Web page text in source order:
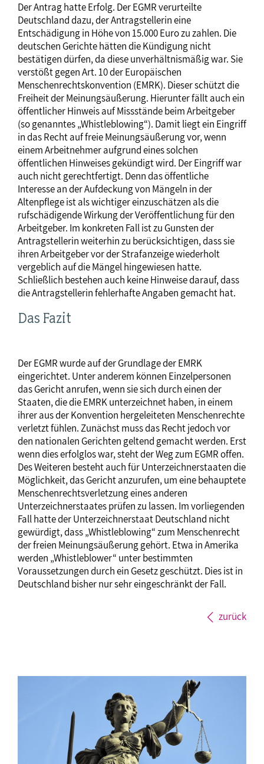
Der Antrag hatte Erfolg. Der EGMR verurteilte
Deutschland dazu, der Antragstellerin eine
Entschädigung in Höhe von 15.000 Euro zu zahlen. Die
deutschen Gerichte hätten die Kündigung nicht
bestätigen dürfen, da diese unverhältnismäßig war. Sie
verstößt gegen Art. 10 der Europäischen
Menschenrechtskonvention (EMRK). Dieser schützt die
Freiheit der Meinungsäußerung. Hierunter fällt auch ein
öffentlicher Hinweis auf Missstände beim Arbeitgeber
(so genanntes „Whistleblowing“). Damit liegt ein Eingriff
in das Recht auf freie Meinungsäußerung vor, wenn
einem Arbeitnehmer aufgrund eines solchen
öffentlichen Hinweises gekündigt wird. Der Eingriff war
auch nicht gerechtfertigt. Denn das öffentliche
Interesse an der Aufdeckung von Mängeln in der
Altenpflege ist als wichtiger einzuschätzen als die
rufschädigende Wirkung der Veröffentlichung für den
Arbeitgeber. Im konkreten Fall ist zu Gunsten der
Antragstellerin weiterhin zu berücksichtigen, dass sie
ihren Arbeitgeber vor der Strafanzeige wiederholt
vergeblich auf die Mängel hingewiesen hatte.
Schließlich bestehen auch keine Hinweise darauf, dass
die Antragstellerin fehlerhafte Angaben gemacht hat.
Das Fazit
Der EGMR wurde auf der Grundlage der EMRK
eingerichtet. Unter anderem können Einzelpersonen
das Gericht anrufen, wenn sie sich durch einen der
Staaten, die die EMRK unterzeichnet haben, in einem
ihrer aus der Konvention hergeleiteten Menschenrechte
verletzt fühlen. Zunächst muss das Recht jedoch vor
den nationalen Gerichten geltend gemacht werden. Erst
wenn dies erfolglos war, steht der Weg zum EGMR offen.
Des Weiteren besteht auch für Unterzeichnerstaaten die
Möglichkeit, das Gericht anzurufen, um eine behauptete
Menschenrechtsverletzung eines anderen
Unterzeichnerstaates prüfen zu lassen. Im vorliegenden
Fall hatte der Unterzeichnerstaat Deutschland nicht
gewürdigt, dass „Whistleblowing“ zum Menschenrecht
der freien Meinungsäußerung gehört. Etwa in Amerika
werden „Whistleblower“ unter bestimmten
Voraussetzungen durch ein Gesetz geschützt. Dies ist in
Deutschland bisher nur sehr eingeschränkt der Fall.
zurück